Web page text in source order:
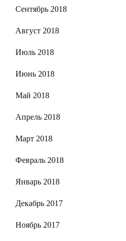
Сентябрь 2018
Август 2018
Июль 2018
Июнь 2018
Май 2018
Апрель 2018
Март 2018
Февраль 2018
Январь 2018
Декабрь 2017
Ноябрь 2017